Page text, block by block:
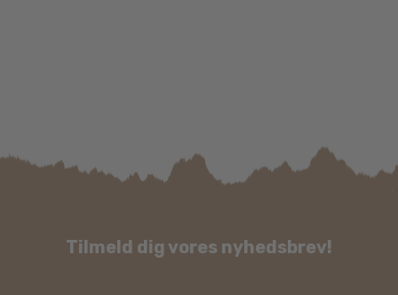
Tilmeld dig vores nyhedsbrev!